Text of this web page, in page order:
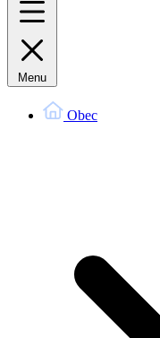
Menu
Obec